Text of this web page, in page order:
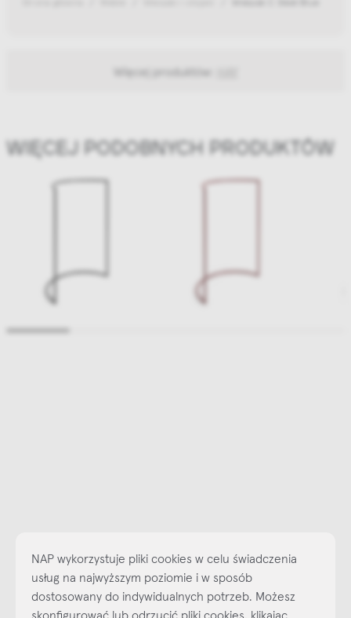
Więcej produktów:
WIĘCEJ PODOBNYCH PRODUKTÓW
NAP wykorzystuje pliki cookies w celu świadczenia
usług na najwyższym poziomie i w sposób
dostosowany do indywidualnych potrzeb. Możesz
skonfigurować lub odrzucić pliki cookies, klikając